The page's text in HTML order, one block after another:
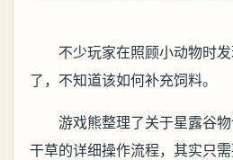
不少玩家在照顾小动物时
了，不知道该如何补充饲料。
游戏熊整理了关于星露谷
干草的详细操作流程，其实只